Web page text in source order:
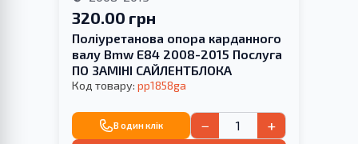
320.00 грн
Поліуретанова опора карданного
валу Bmw E84 2008-2015 Послуга
ПО ЗАМІНІ САЙЛЕНТБЛОКА
Код товару: pp1858ga
В один клік − +